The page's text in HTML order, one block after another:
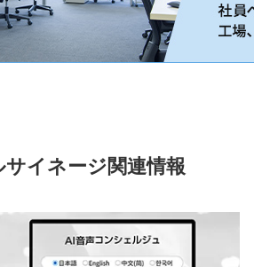
イネージ関連情報